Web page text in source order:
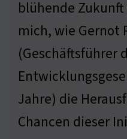
blühende Zukunft
mich, wie Gernot
(Geschäftsführer
Jahre) die
Chancen dieser